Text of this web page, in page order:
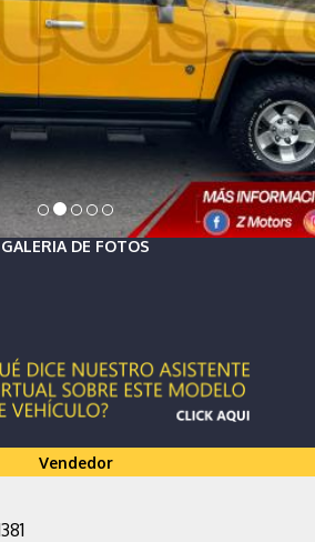
GALERIA DE FOTOS
Vendedor